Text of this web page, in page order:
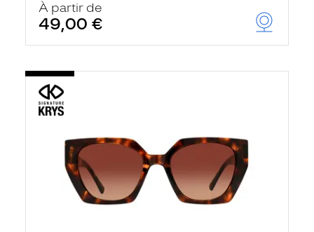
À partir de
49,00 €